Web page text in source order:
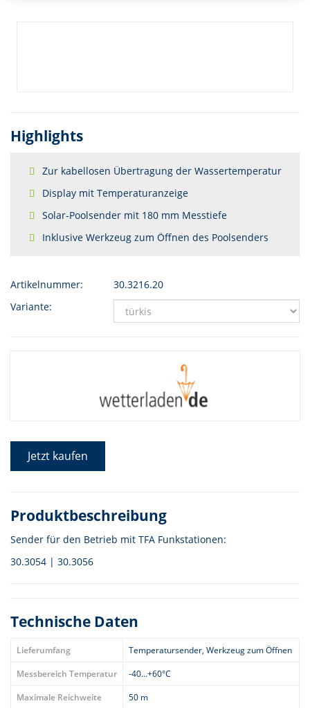
Highlights
Zur kabellosen Übertragung der Wassertemperatur
Display mit Temperaturanzeige
Solar-Poolsender mit 180 mm Messtiefe
Inklusive Werkzeug zum Öffnen des Poolsenders
Artikelnummer:
30.3216.20
Variante:
Jetzt kaufen
Produktbeschreibung
Sender für den Betrieb mit TFA Funkstationen:
30.3054 | 30.3056
Technische Daten
Lieferumfang
Temperatursender, Werkzeug zum Öffnen
Messbereich Temperatur
-40…+60°C
Maximale Reichweite
50 m